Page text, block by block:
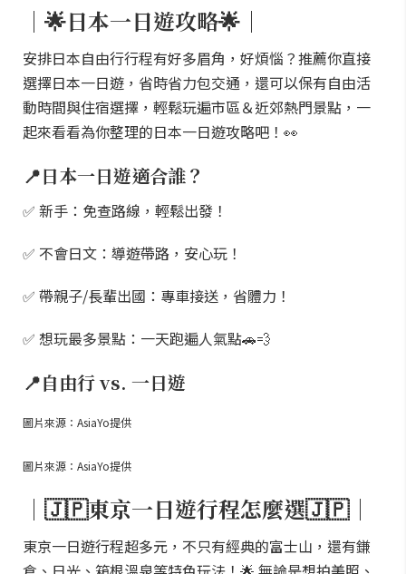
｜🌟日本一日遊攻略🌟｜
安排日本自由行行程有好多眉角，好煩惱？推薦你直接
選擇日本一日遊，省時省力包交通，還可以保有自由活
動時間與住宿選擇，輕鬆玩遍市區＆近郊熱門景點，一
起來看看為你整理的日本一日遊攻略吧！👀
📍日本一日遊適合誰？
✅ 新手：免查路線，輕鬆出發！
✅ 不會日文：導遊帶路，安心玩！
✅ 帶親子/長輩出國：專車接送，省體力！
✅ 想玩最多景點：一天跑遍人氣點🚗💨
📍自由行 vs. 一日遊
圖片來源：AsiaYo提供
圖片來源：AsiaYo提供
｜🇯🇵東京一日遊行程怎麼選🇯🇵｜
東京一日遊行程超多元，不只有經典的富士山，還有鎌